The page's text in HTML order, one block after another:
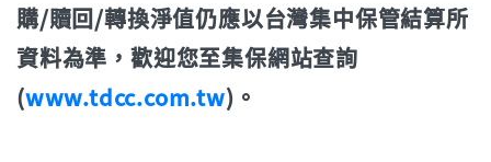
近2年(%)
50.19%
近3年
購/贖回/轉換淨值仍應以台灣集中保管結算所
資料為準，歡迎您至集保網站查詢
(www.tdcc.com.tw)。